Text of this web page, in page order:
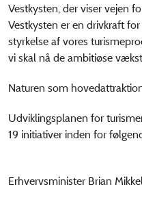
Vestkysten, der viser vejen
Vestkysten er en drivkraft
styrkelse af vores
vi skal nå de ambitiøse
Naturen som
Udviklingsplanen for
19 initiativer inden for
Erhvervsminister Brian